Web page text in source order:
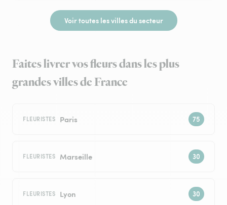
Voir toutes les villes du secteur
Faites livrer vos fleurs dans les plus
grandes villes de France
FLEURISTES Paris
FLEURISTES Marseille
FLEURISTES Lyon